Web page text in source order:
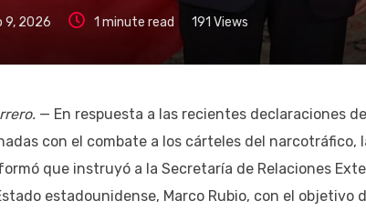
9, 2026 1 minute read 191 Views
— En respuesta a las recientes declaraciones
con el combate a los cárteles del narcotráfico,
que instruyó a la Secretaría de Relaciones
estadounidense, Marco Rubio, con el objetivo